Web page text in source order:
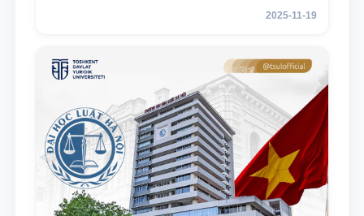
программу академической мобильности для
2025-11-19